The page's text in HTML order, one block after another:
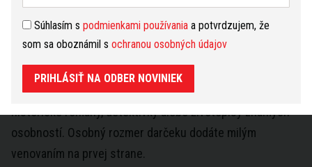
z neho mali skutočnú radosť.
Kniha poteší každého milovníka literatúry
môžete vybrať knihu podľa ich obľúbeného žánru –
historické romány, detektívky alebo životopisy známych
osobností. Osobný rozmer darčeku dodáte milým
venovaním na prvej strane.
Súhlasím s podmienkami používania a potvrdzujem, že
som sa oboznámil s ochranou osobných údajov
PRIHLÁSIŤ NA ODBER NOVINIEK